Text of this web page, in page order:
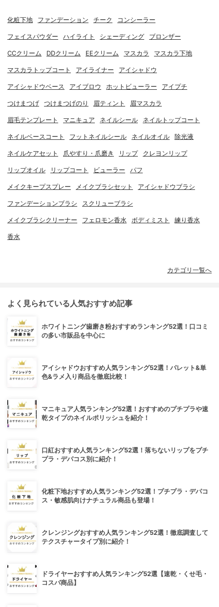
化粧下地 ファンデーション チーク コンシーラー
フェイスパウダー ハイライト シェーディング ブロンザー
CCクリーム DDクリーム EEクリーム マスカラ マスカラ下地
マスカラトップコート アイライナー アイシャドウ
アイシャドウベース アイブロウ ホットビューラー アイプチ
つけまつげ つけまつげのり 眉ティント 眉マスカラ
眉毛テンプレート マニキュア ネイルシール ネイルトップコート
ネイルベースコート フットネイルシール ネイルオイル 除光液
ネイルケアセット 爪やすり・爪磨き リップ クレヨンリップ
リップオイル リップコート ビューラー パフ
メイクキープスプレー メイクブラシセット アイシャドウブラシ
ファンデーションブラシ スクリューブラシ
メイクブラシクリーナー フェロモン香水 ボディミスト 練り香水
香水
カテゴリ一覧へ
よく見られている人気おすすめ記事
ホワイトニング歯磨き粉おすすめランキング52選！口コミ
の多い市販品を中心に
アイシャドウおすすめ人気ランキング52選！パレット&単
色&ラメ入り商品を徹底比較！
マニキュア人気ランキング52選！おすすめのプチプラや速
乾タイプのネイルポリッシュを紹介！
口紅おすすめ人気ランキング52選！落ちないリップをプチ
プラ・デパコス別に紹介！
化粧下地おすすめ人気ランキング52選！プチプラ・デパコ
ス・敏感肌向けナチュラル商品も登場！
クレンジングおすすめ人気ランキング52選！徹底調査して
テクスチャータイプ別に紹介！
ドライヤーおすすめ人気ランキング52選【速乾・くせ毛・
コスパ商品】